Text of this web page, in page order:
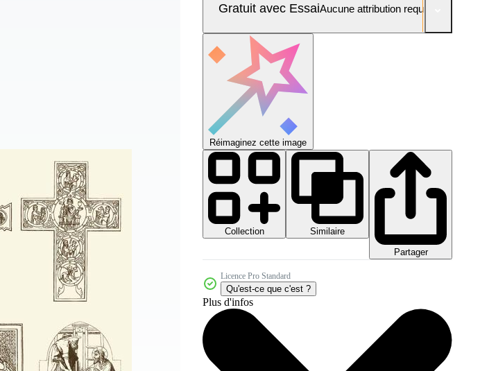
Gratuit avec EssaiAucune attribution requise
Réimaginez cette image
Collection
Similaire
Partager
Licence Pro Standard
Qu'est-ce que c'est ?
Plus d'infos